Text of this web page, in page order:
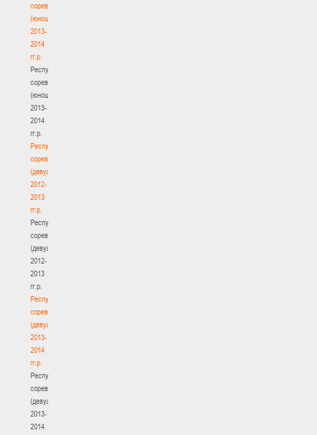
соревнования
(юноши)
2013-
2014
гг.р.
Республиканские
соревнования
(юноши)
2013-
2014
гг.р.
Республиканские
соревнования
(девушки)
2012-
2013
гг.р.
Республиканские
соревнования
(девушки)
2012-
2013
гг.р.
Республиканские
соревнования
(девушки)
2013-
2014
гг.р.
Республиканские
соревнования
(девушки)
2013-
2014